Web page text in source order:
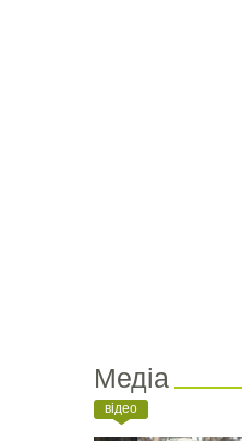
Медіа
відео